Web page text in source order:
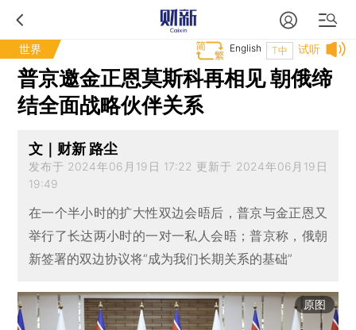
世界 试听
T中
English
普京邀金正恩莫斯科再相见 朝俄缔
结全面战略伙伴关系
文｜财新 路尘
发布于 2024年06月19日 17:22 更新于 2024年06月19日
19:49
在一个半小时的扩大性双边会晤后，普京与金正恩又
举行了长达两小时的一对一私人会晤；普京称，俄朝
新签署的双边协议将“成为我们长期关系的基础”
原图